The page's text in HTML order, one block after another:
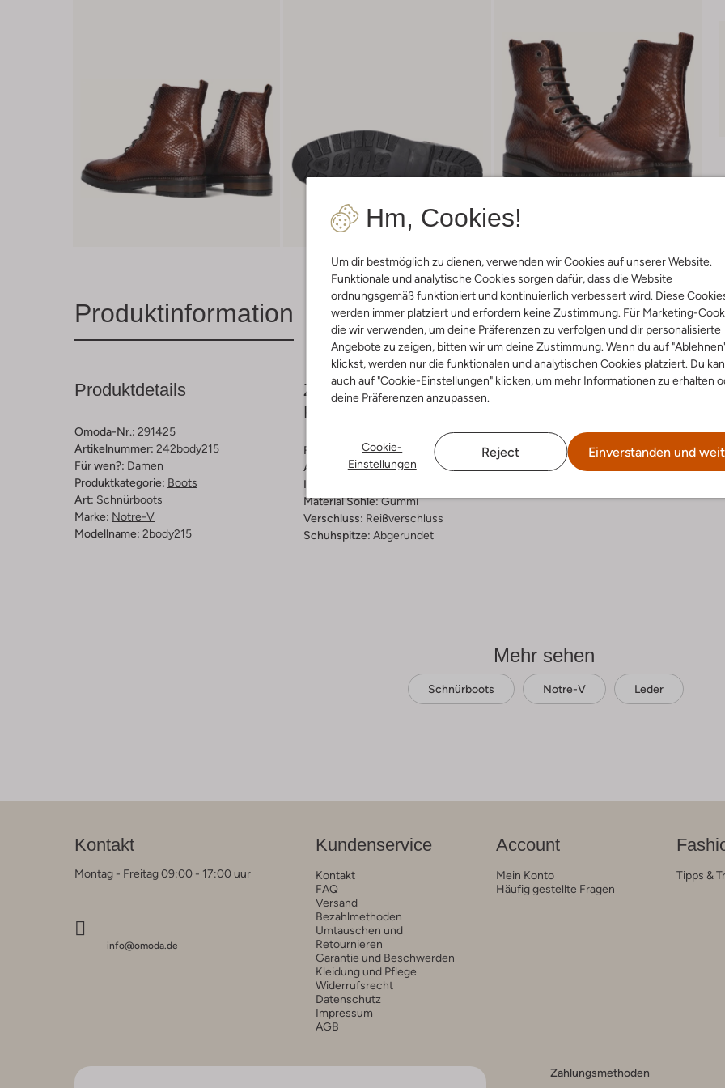
Hm, Cookies!
Um dir bestmöglich zu dienen, verwenden wir Cookies auf unserer Website.
Funktionale und analytische Cookies sorgen dafür, dass die Website
ordnungsgemäß funktioniert und kontinuierlich verbessert wird. Diese
werden immer platziert und erfordern keine Zustimmung. Für Marketing-
die wir verwenden, um deine Präferenzen zu verfolgen und dir personalisierte
Angebote zu zeigen, bitten wir um deine Zustimmung. Wenn du auf
klickst, werden nur die funktionalen und analytischen Cookies platziert. Du
auch auf "Cookie-Einstellungen" klicken, um mehr Informationen zu erhalten
deine Präferenzen anzupassen.
Cookie-
Einstellungen
Reject Einverstanden und
Produktinformation Lieferung & Rückgabe
Produktdetails
Omoda-Nr.: 291425
Artikelnummer: 242body215
Für wen?: Damen
Produktkategorie: Boots
Art: Schnürboots
Marke: Notre-V
Modellname: 2body215
Zusammensetzung &
Passform
Farbe :
Cognac
Außenmaterial:Leder
Innenmaterial:
Material Sohle:Gummi
Verschluss: Reißverschluss
Schuhspitze: Abgerundet
Mehr sehen
Schnürboots Notre-V Leder
Kontakt
Montag - Freitag 09:00 - 17:00 uur
info@omoda.de
Kundenservice
Kontakt
FAQ
Versand
Bezahlmethoden
Umtauschen und
Retournieren
Garantie und Beschwerden
Kleidung und Pflege
Widerrufsrecht
Datenschutz
Impressum
AGB
Account
Mein Konto
Häufig gestellte Fragen
Tipps &
Zahlungsmethoden